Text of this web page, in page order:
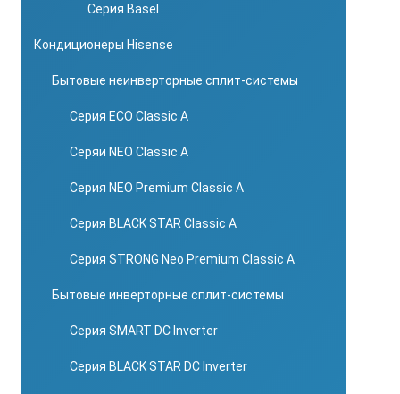
Серия Basel
Кондиционеры Hisense
Бытовые неинверторные сплит-системы
Серия ECO Classic A
Серяи NEO Classic A
Серия NEO Premium Classic A
Серия BLACK STAR Classic A
Серия STRONG Neo Premium Classic A
Бытовые инверторные сплит-системы
Серия SMART DC Inverter
Серия BLACK STAR DC Inverter